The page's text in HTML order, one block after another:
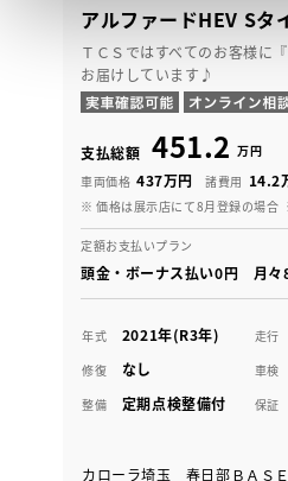
アルファードHEV Sタ
ＴＣＳではすべてのお客様に
お届けしています♪
支払総額 451.2 万円
車両価格 437万円 諸費用 14.2
※ 価格は展示店にて8月登録の場合
定額お支払いプラン
頭金・ボーナス払い0円 月々
年式 2021年(R3年) 走行
修復 なし 車検
整備 定期点検整備付 保証
カローラ埼玉 春日部ＢＡＳＥ